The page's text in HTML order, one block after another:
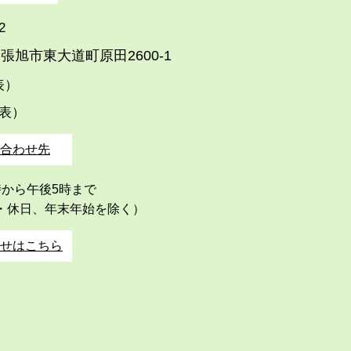
旭市東大道町原田2600-1
）
わせ先
ら午後5時まで
日、年末年始を除く）
はこちら